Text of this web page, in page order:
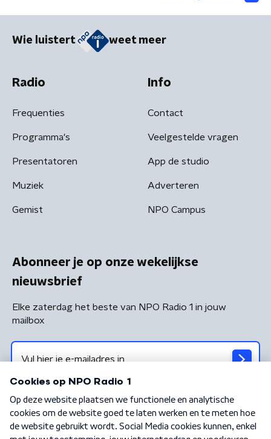
Wie luistert weet meer
Radio
Frequenties
Programma's
Presentatoren
Muziek
Gemist
Info
Contact
Veelgestelde vragen
App de studio
Adverteren
NPO Campus
Abonneer je op onze wekelijkse
nieuwsbrief
Elke zaterdag het beste van NPO Radio 1 in jouw
mailbox
Algemene voorwaarden